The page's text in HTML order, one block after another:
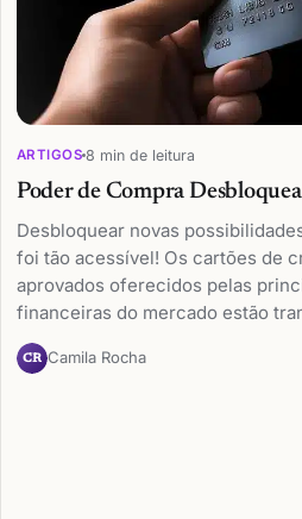
ARTIGOS 8 min de leitura
Poder de Compra
Desbloquear novas
foi tão acessível! Os cartões de
aprovados oferecidos pelas
financeiras do mercado estão
CR Camila Rocha